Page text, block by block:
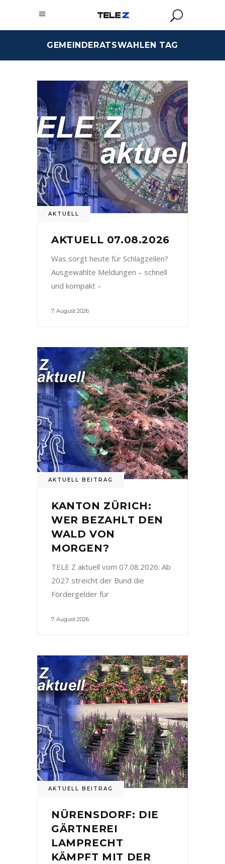
GEMEINDERATSWAHLEN TAG
AKTUELL
AKTUELL 07.08.2026
Was sorgt heute für Schlagzeilen?
Ausgewählte Meldungen – schnell
und kompakt –
7. August 2026
AKTUELL BEITRAG
KANTON ZÜRICH:
WER BEZAHLT DEN
WALD VON
MORGEN?
TELE Z aktuell vom 07.08.2026: Ab
2027 streicht der Bund die
Fördergelder für
7. August 2026
AKTUELL BEITRAG
NÜRENSDORF: DIE
GÄRTNEREI
LAMPRECHT
KÄMPFT MIT DER